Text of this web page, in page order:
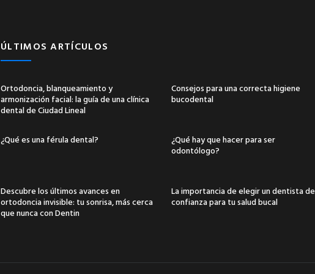
ÚLTIMOS ARTÍCULOS
Ortodoncia, blanqueamiento y
armonización facial: la guía de una clínica
dental de Ciudad Lineal
Consejos para una correcta higiene
bucodental
¿Qué es una férula dental?
¿Qué hay que hacer para ser
odontólogo?
Descubre los últimos avances en
ortodoncia invisible: tu sonrisa, más cerca
que nunca con Dentin
La importancia de elegir un dentista de
confianza para tu salud bucal